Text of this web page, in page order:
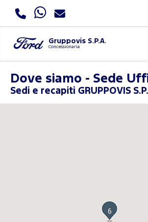
Gruppovis S.P.A.
Concessionaria
Dove siamo - Sede
Sedi e recapiti GRUPPOVIS
6